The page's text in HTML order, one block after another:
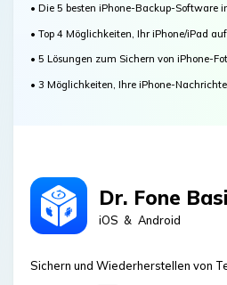
• Die 5 besten iPhone-Backup-Software
• Top 4 Möglichkeiten, Ihr iPhone/iPad
• 5 Lösungen zum Sichern von iPhone-
• 3 Möglichkeiten, Ihre iPhone-
Dr. Fone
iOS & Android
Sichern und Wiederherstellen von